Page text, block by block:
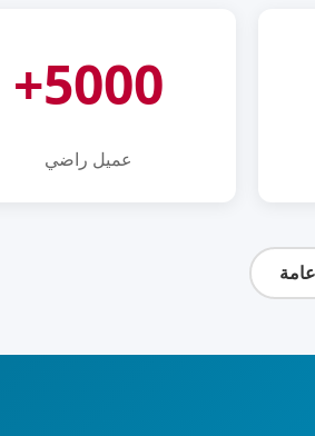
5000+
عميل راضي
عامة